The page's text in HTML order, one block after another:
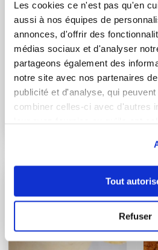
Les cookies ce n'est pas qu'en
aussi à nos équipes de
annonces, d'offrir des
médias sociaux et d'analyser
partageons également des
notre site avec nos partenaires
publicité et d'analyse, qui
combiner celles-ci avec d'autres
Tout
Refuser
Kougelhopf glacé